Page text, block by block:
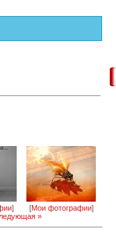
] [Мои фотографии]
»